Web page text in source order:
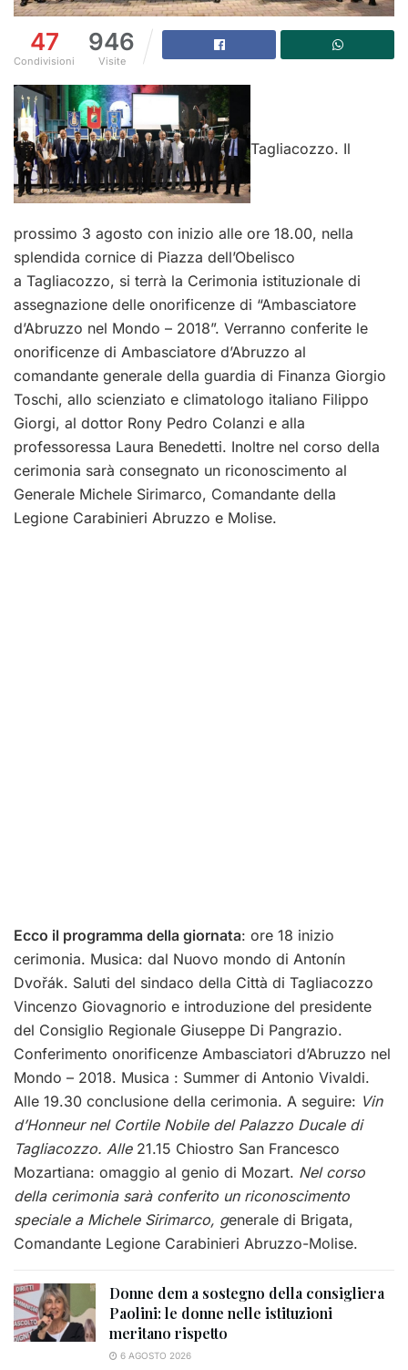
47
Condivisioni
946
Visite
Tagliacozzo. Il
prossimo 3 agosto con inizio alle ore 18.00, nella
splendida cornice di Piazza dell’Obelisco
a Tagliacozzo, si terrà la Cerimonia istituzionale di
assegnazione delle onorificenze di “Ambasciatore
d’Abruzzo nel Mondo – 2018”. Verranno conferite le
onorificenze di Ambasciatore d’Abruzzo al
comandante generale della guardia di Finanza Giorgio
Toschi, allo scienziato e climatologo italiano Filippo
Giorgi, al dottor Rony Pedro Colanzi e alla
professoressa Laura Benedetti. Inoltre nel corso della
cerimonia sarà consegnato un riconoscimento al
Generale Michele Sirimarco, Comandante della
Legione Carabinieri Abruzzo e Molise.
Ecco il programma della giornata: ore 18 inizio
cerimonia. Musica: dal Nuovo mondo di Antonín
Dvořák. Saluti del sindaco della Città di Tagliacozzo
Vincenzo Giovagnorio e introduzione del presidente
del Consiglio Regionale Giuseppe Di Pangrazio.
Conferimento onorificenze Ambasciatori d’Abruzzo nel
Mondo – 2018. Musica : Summer di Antonio Vivaldi.
Alle 19.30 conclusione della cerimonia. A seguire: Vin
d’Honneur nel Cortile Nobile del Palazzo Ducale di
Tagliacozzo. Alle 21.15 Chiostro San Francesco
Mozartiana: omaggio al genio di Mozart. Nel corso
della cerimonia sarà conferito un riconoscimento
speciale a Michele Sirimarco, generale di Brigata,
Comandante Legione Carabinieri Abruzzo-Molise.
Donne dem a sostegno della consigliera
Paolini: le donne nelle istituzioni
meritano rispetto
6 AGOSTO 2026